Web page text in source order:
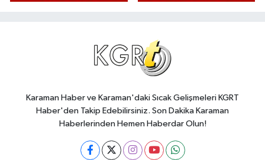
Karaman Haber ve Karaman'daki Sıcak Gelişmeleri KGRT
Haber'den Takip Edebilirsiniz. Son Dakika Karaman
Haberlerinden Hemen Haberdar Olun!